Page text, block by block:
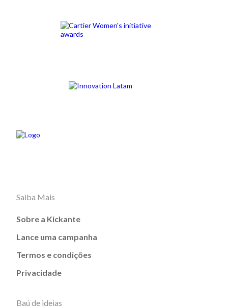
Saiba Mais
Sobre a Kickante
Lance uma campanha
Termos e condições
Privacidade
Baú de ideias